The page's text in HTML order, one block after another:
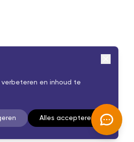
en inhoud te
Alles accepteren